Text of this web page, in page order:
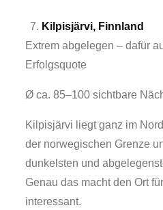
Kilpisjärvi, Finnland
Extrem abgelegen – dafür
Erfolgsquote
Ø ca. 85–100 sichtbare
Kilpisjärvi liegt ganz im
der norwegischen Grenze
dunkelsten und
Genau das macht den Ort
interessant.